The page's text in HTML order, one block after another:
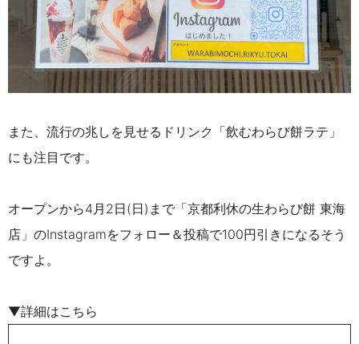
また、 流行の兆しを見せるドリンク「飲むわらび餅ラテ」
にも注目です。
オープンから4月2日(日)まで 「京都利休の生わらび餅 東海
店」のInstagramをフォロー＆投稿で100円引きになるそう
ですよ。
▼詳細はこちら